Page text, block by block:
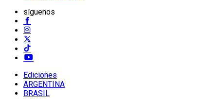
síguenos
Ediciones
ARGENTINA
BRASIL